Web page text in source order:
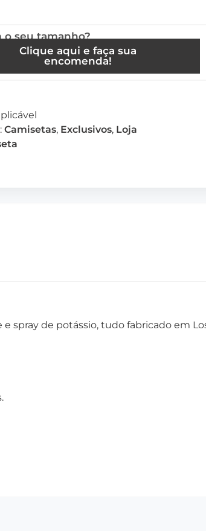
o seu tamanho?
Clique aqui e faça sua
encomenda!
Camisetas, Exclusivos, Loja
spray de potássio, tudo fabricado em